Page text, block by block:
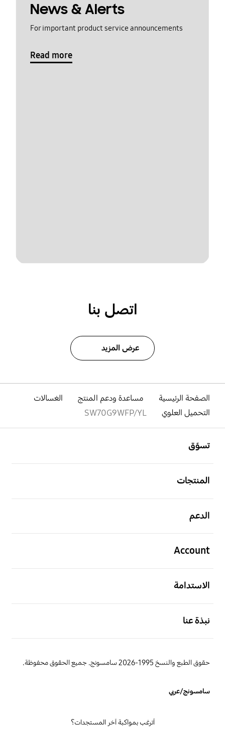
News & Alerts
For important product service announcements
Read more
اتصل بنا
عرض المزيد
الصفحة الرئيسية مساعدة ودعم المنتج
الغسالات
التحميل العلوي
SW70G9WFP/YL
تسوّق
المنتجات
الدعم
Account
الاستدامة
نبذة عنا
حقوق الطبع والنسخ 1995-2026 سامسونج. جميع الحقوق محفوظة.
سامسونج/عربي
أترغب بمواكبة آخر المستجدات؟